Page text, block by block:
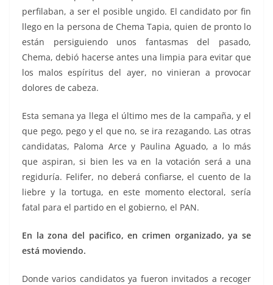
perfilaban, a ser el posible ungido. El candidato por fin
llego en la persona de Chema Tapia, quien de pronto lo
están persiguiendo unos fantasmas del pasado,
Chema, debió hacerse antes una limpia para evitar que
los malos espíritus del ayer, no vinieran a provocar
dolores de cabeza.
Esta semana ya llega el último mes de la campaña, y el
que pego, pego y el que no, se ira rezagando. Las otras
candidatas, Paloma Arce y Paulina Aguado, a lo más
que aspiran, si bien les va en la votación será a una
regiduría. Felifer, no deberá confiarse, el cuento de la
liebre y la tortuga, en este momento electoral, sería
fatal para el partido en el gobierno, el PAN.
En la zona del pacifico, en crimen organizado, ya se
está moviendo.
Donde varios candidatos ya fueron invitados a recoger